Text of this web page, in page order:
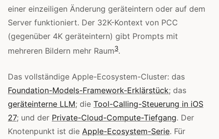
einer einzeiligen Änderung geräteintern oder auf dem
Server funktioniert. Der 32K-Kontext von PCC
(gegenüber 4K geräteintern) gibt Prompts mit
mehreren Bildern mehr Raum3.
Das vollständige Apple-Ecosystem-Cluster: das
Foundation-Models-Framework-Erklärstück; das
geräteinterne LLM; die Tool-Calling-Steuerung in iOS
27; und der Private-Cloud-Compute-Tiefgang. Der
Knotenpunkt ist die Apple-Ecosystem-Serie. Für